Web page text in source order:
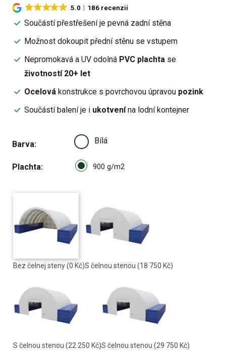
5.0 186 recenzií
Součástí přestřešení je pevná zadní stěna
Možnost dokoupit přední stěnu se vstupem
Nepromokavá a UV odolná PVC plachta se
životností 20+ let
Ocelová konstrukce s povrchovou úpravou pozink
Součástí balení je i ukotvenína lodní kontejner
Barva Bílá
Plachta Select pa_plachta
900 g/m2
Bez čelnej steny(0 Kč)S čelnou stenou (18 750 Kč)
S čelnou stenou (22 250 Kč)S čelnou stenou (29 750 Kč)